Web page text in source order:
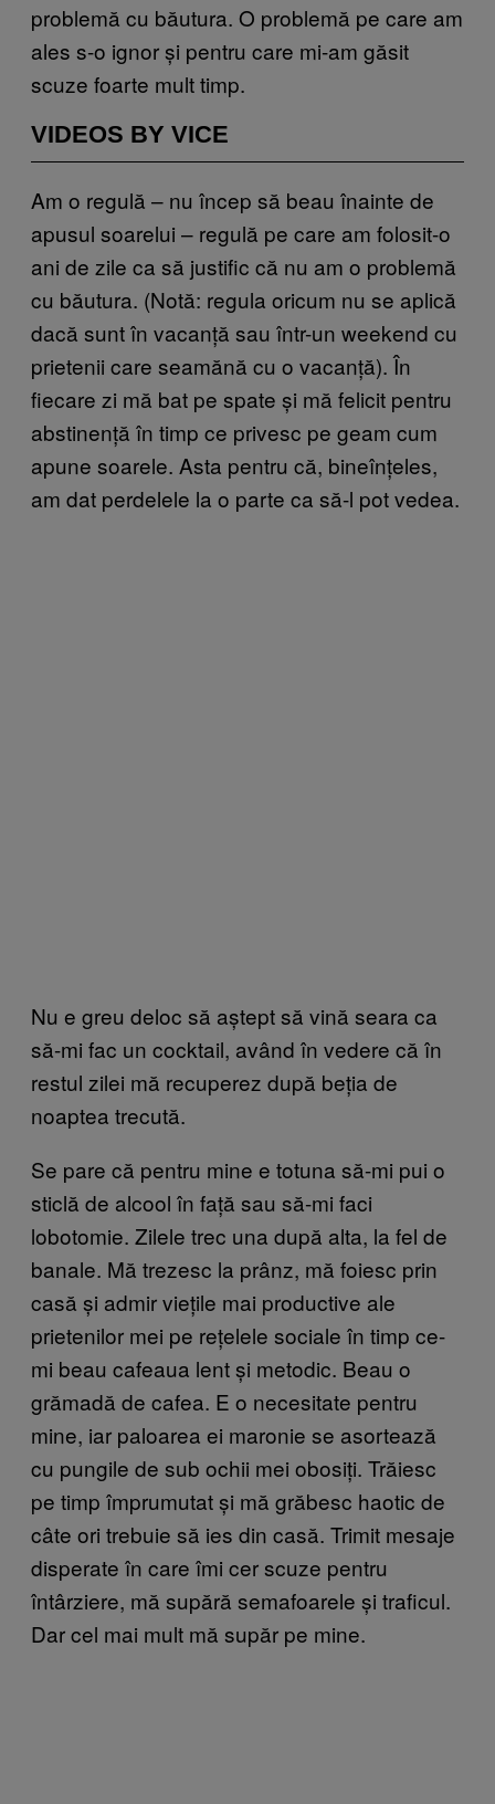
problemă cu băutura. O problemă pe care am
ales s-o ignor și pentru care mi-am găsit
scuze foarte mult timp.
VIDEOS BY VICE
Am o regulă – nu încep să beau înainte de
apusul soarelui – regulă pe care am folosit-o
ani de zile ca să justific că nu am o problemă
cu băutura. (Notă: regula oricum nu se aplică
dacă sunt în vacanță sau într-un weekend cu
prietenii care seamănă cu o vacanță). În
fiecare zi mă bat pe spate și mă felicit pentru
abstinență în timp ce privesc pe geam cum
apune soarele. Asta pentru că, bineînțeles,
am dat perdelele la o parte ca să-l pot vedea.
Nu e greu deloc să aștept să vină seara ca
să-mi fac un cocktail, având în vedere că în
restul zilei mă recuperez după beția de
noaptea trecută.
Se pare că pentru mine e totuna să-mi pui o
sticlă de alcool în față sau să-mi faci
lobotomie. Zilele trec una după alta, la fel de
banale. Mă trezesc la prânz, mă foiesc prin
casă și admir viețile mai productive ale
prietenilor mei pe rețelele sociale în timp ce-
mi beau cafeaua lent și metodic. Beau o
grămadă de cafea. E o necesitate pentru
mine, iar paloarea ei maronie se asortează
cu pungile de sub ochii mei obosiți. Trăiesc
pe timp împrumutat și mă grăbesc haotic de
câte ori trebuie să ies din casă. Trimit mesaje
disperate în care îmi cer scuze pentru
întârziere, mă supără semafoarele și traficul.
Dar cel mai mult mă supăr pe mine.